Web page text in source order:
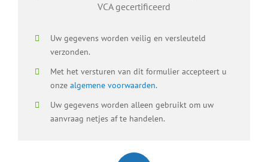
VCA gecertificeerd
Uw gegevens worden veilig en versleuteld
verzonden.
Met het versturen van dit formulier accepteert u
onze algemene voorwaarden.
Uw gegevens worden alleen gebruikt om uw
aanvraag netjes af te handelen.